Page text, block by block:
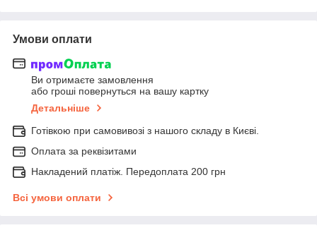
Умови оплати
Ви отримаєте замовлення
або гроші повернуться на вашу картку
Детальніше
Готівкою при самовивозі з нашого складу в Києві.
Оплата за реквізитами
Накладений платіж. Передоплата 200 грн
Всі умови оплати